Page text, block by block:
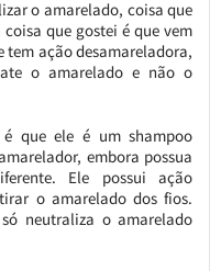
o amarelado, coisa que
coisa que gostei é que vem
tem ação desamareladora,
o amarelado e não o
que ele é um shampoo
embora possua
Ele possui ação
o amarelado dos fios.
neutraliza o amarelado